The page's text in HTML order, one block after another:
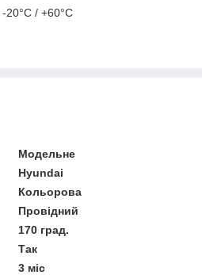
20°C / +60°C
Модельне
Hyundai
Кольорова
Провідний
170 град.
Так
3 міс